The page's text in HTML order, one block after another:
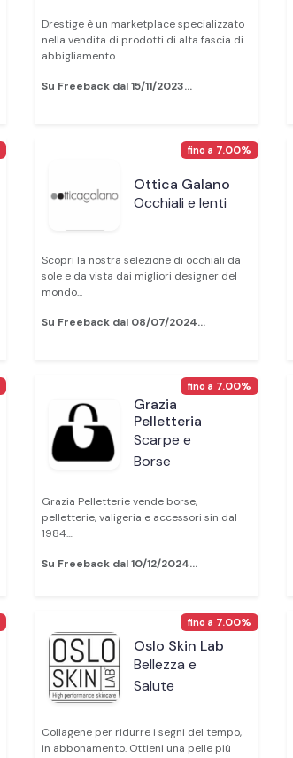
Drestige è un marketplace specializzato
nella vendita di prodotti di alta fascia di
abbigliamento...
Su Freeback dal 15/11/2023...
Ottica Galano
Occhiali e lenti
Scopri la nostra selezione di occhiali da
sole e da vista dai migliori designer del
mondo...
Su Freeback dal 08/07/2024...
fino a 7.00%
Grazia
Pelletteria
Scarpe e
Borse
Grazia Pelletterie vende borse,
pelletterie, valigeria e accessori sin dal
1984....
Su Freeback dal 10/12/2024...
fino a 7.00%
Oslo Skin Lab
Bellezza e
Salute
Collagene per ridurre i segni del tempo,
in abbonamento. Ottieni una pelle più
fino a 7.00%